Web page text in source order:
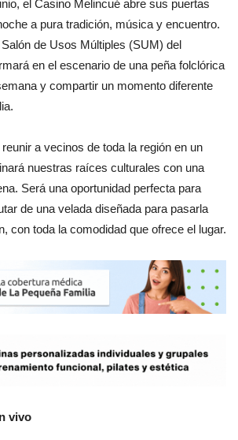
el Casino Melincué abre sus puertas
a pura tradición, música y encuentro.
de Usos Múltiples (SUM) del
en el escenario de una peña folclórica
y compartir un momento diferente
a vecinos de toda la región en un
nuestras raíces culturales con una
Será una oportunidad perfecta para
de una velada diseñada para pasarla
con toda la comodidad que ofrece el lugar.
vivo